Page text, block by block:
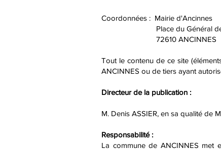
Coordonnées : Mairie d'Ancinnes
Place du Général de
72610 ANCINNES
Tout le contenu de ce site
ANCINNES ou de tiers ayant
Directeur de la publication :
M. Denis ASSIER, en sa qualité de
Responsabilité :
La commune de ANCINNES